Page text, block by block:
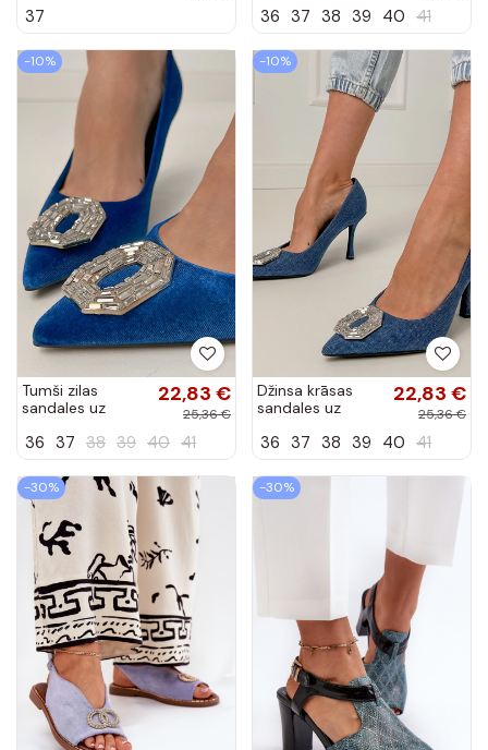
sandales no
uzrakstu...
37
Lessor
36 37 38 39 40 41
-10%
Tumši zilas
sandales uz
cirkoniem Eleda
22,83 €
25,36 €
36 37 38 39 40 41
-10%
Džinsa krāsas
sandales uz
cirkoniem Eleda
22,83 €
25,36 €
36 37 38 39 40 41
-30% -30%